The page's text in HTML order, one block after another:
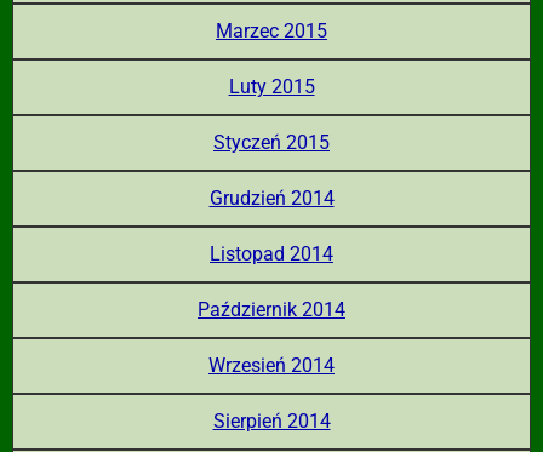
Marzec 2015
Luty 2015
Styczeń 2015
Grudzień 2014
Listopad 2014
Październik 2014
Wrzesień 2014
Sierpień 2014